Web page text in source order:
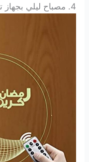
4. مصباح ليلي بجهاز تحكم عن بعد لتغيير لون LED للجو